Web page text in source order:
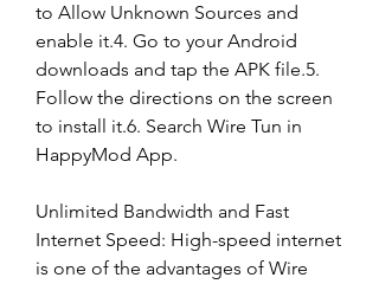
to Allow Unknown Sources and
enable it.4. Go to your Android
downloads and tap the APK file.5.
Follow the directions on the screen
to install it.6. Search Wire Tun in
HappyMod App.
Unlimited Bandwidth and Fast
Internet Speed: High-speed internet
is one of the advantages of Wire